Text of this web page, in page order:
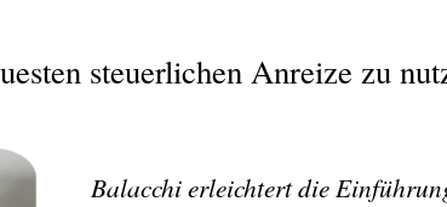
steuerlichen Anreize zu
Balacchi erleichtert die